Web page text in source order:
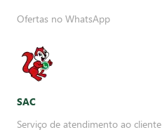
Ofertas no WhatsApp
SAC
Serviço de atendimento ao cliente